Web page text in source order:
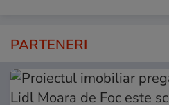
PARTENERI